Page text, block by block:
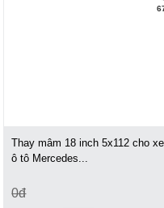
Thay mâm 18 inch 5x112 cho xe
ô tô Mercedes...
0đ